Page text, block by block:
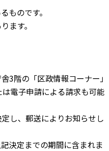
ものです。
ます。
3階の「区政情報コーナー」
電子申請による請求も可能
し、郵送によりお知らせし
決定までの期間に含まれま